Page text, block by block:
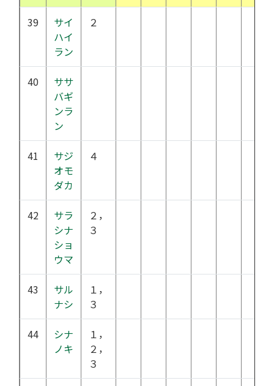
39
サイ
ハイ
ラン
２
40
ササ
バギ
ンラ
ン
41
サジ
オモ
ダカ
４
42
サラ
シナ
ショ
ウマ
２，
３
43
サル
ナシ
１，
３
44
シナ
ノキ
１，
２，
３